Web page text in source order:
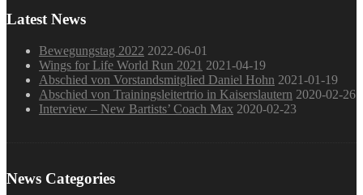
Latest News
Bewegungstag 2022 2022-06-01
Wings for Life World Run 2021 2021-04-19
Abschied von Vorstandsmitglied Daniel Hohn 2021-01-19
Abschied von Trainingsleitertrio in Kaiserslautern 2020-02-26
Interview – New Bartists’ Coach Max 2020-02-23
News Categories